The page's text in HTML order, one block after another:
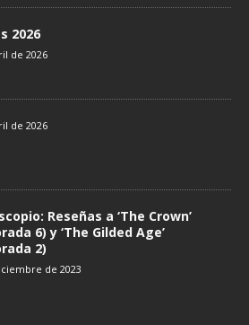
2026
de 2026
de 2026
Reseñas a ‘The Crown’
6) y ‘The Gilded Age’
2)
de 2023